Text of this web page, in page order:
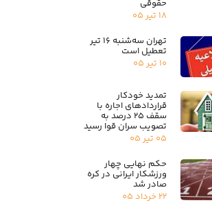
حقوقی
۱۸ تیر ۰۵
تهران سه‌شنبه ۱۶ تیر
تعطیل است
۱۰ تیر ۰۵
تمدید خودکار
قراردادهای اجاره با
سقف ۲۵ درصد به
تصویب سران قوا رسید
۰۵ تیر ۰۵
حکم نهایی چهار
ورزشکار ایرانی در کره
صادر شد
۲۲ خرداد ۰۵